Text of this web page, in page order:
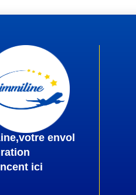
envol
ici